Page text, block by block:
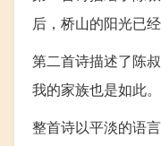
后，桥山的阳光已
第二首诗描述了陈
我的家族也是如此
整首诗以平淡的语